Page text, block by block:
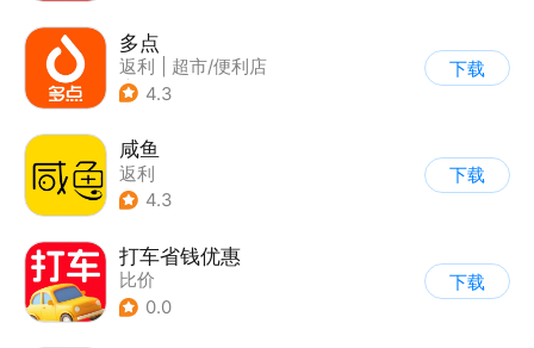
多点
返利
超市/便利店
| 生鲜/买菜
4.3
下载
咸鱼
返利
4.3
下载
打车省钱优惠
比价
0.0
下载